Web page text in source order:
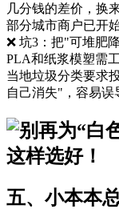
几分钱的差价，换
部分城市商户已开
❌ 坑3：把"可堆肥
PLA和纸浆模塑需
当地垃圾分类要求
自己消失"，容易误
五、小本本